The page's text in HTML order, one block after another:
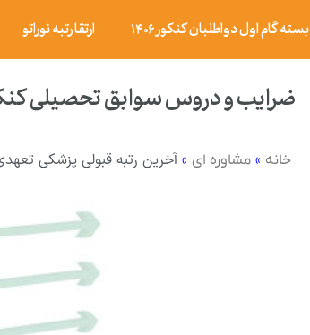
بسته گام اول دواطلبان کنکور ۱۴۰۶ ارتقا رتبه نوراتو
ضرایب و دروس سوابق تحصیلی
خانه » مشاوره ای » آخرین رتبه قبولی پزشکی